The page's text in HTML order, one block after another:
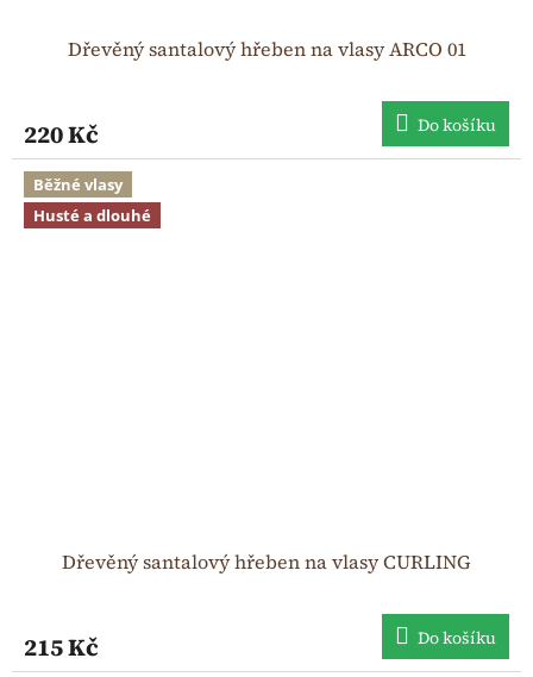
Dřevěný santalový hřeben na vlasy ARCO 01
220 Kč Do košíku
Běžné vlasy
Husté a dlouhé
Dřevěný santalový hřeben na vlasy CURLING
215 Kč Do košíku